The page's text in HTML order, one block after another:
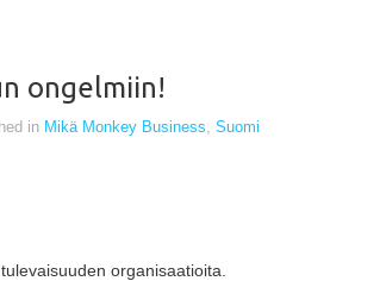
ongelmiin!
in Mikä Monkey Business, Suomi
organisaatioita.